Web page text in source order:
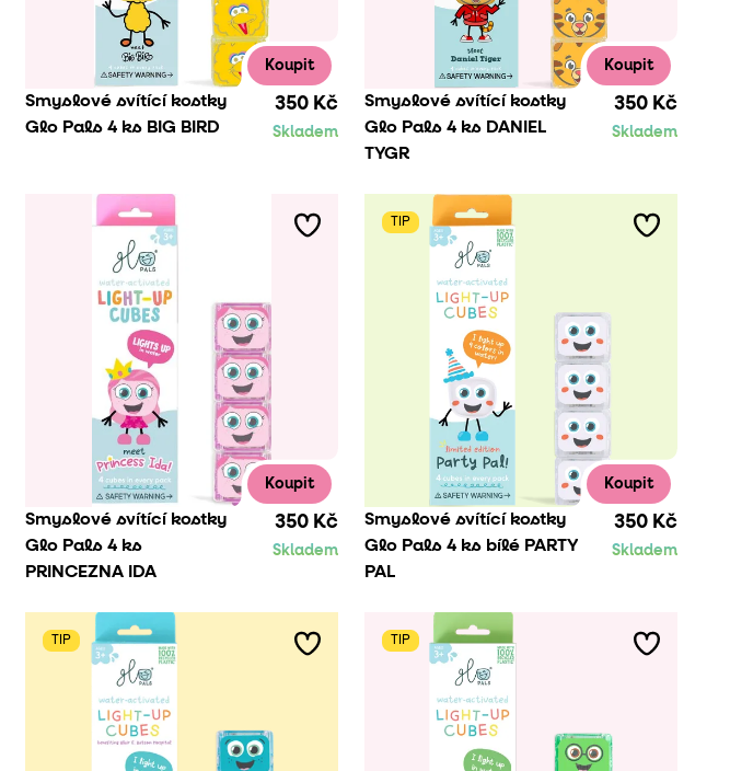
Koupit
Smyslové svítící kostky
Glo Pals 4 ks BIG BIRD
350 Kč
Skladem
Koupit
Smyslové svítící kostky
Glo Pals 4 ks DANIEL
TYGR
350 Kč
Skladem
Koupit
Smyslové svítící kostky
Glo Pals 4 ks
PRINCEZNA IDA
350 Kč
Skladem
TIP
Koupit
Smyslové svítící kostky
Glo Pals 4 ks bílé PARTY
PAL
350 Kč
Skladem
TIP TIP